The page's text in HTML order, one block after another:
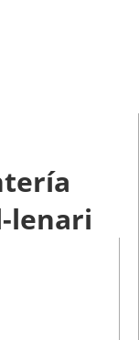
lenari